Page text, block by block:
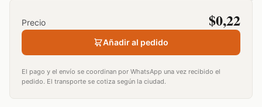
Precio $0,22
Añadir al pedido
El pago y el envío se coordinan por WhatsApp una vez recibido el
pedido. El transporte se cotiza según la ciudad.